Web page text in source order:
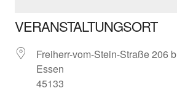
VERANSTALTUNGSORT
Freiherr-vom-Stein-Straße 206 b
Essen
45133